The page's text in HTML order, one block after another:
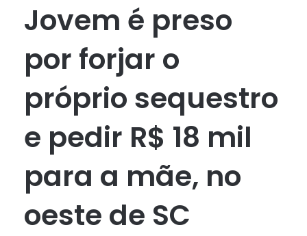
Jovem é preso
por forjar o
próprio sequestro
e pedir R$ 18 mil
para a mãe, no
oeste de SC